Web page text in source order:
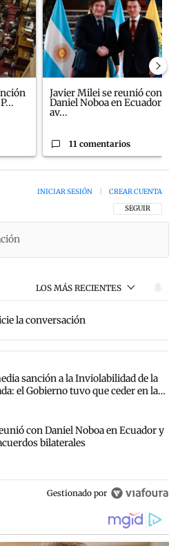
Javier Milei se reunió con
Daniel Noboa en Ecuador y
av...
11 comentarios
SIGA ESTA
SEGUIR
INICIAR SESIÓN CREAR CUENTA
LOS MÁS RECIENTES
la conversación
con más comentarios en los
el título "El Senado dio media
sanción a la Inviolabilidad de la
el Gobierno tuvo que ceder en la
Fuego
el título "Javier Milei se reunió con
con Daniel Noboa en Ecuador y
bilaterales
Gestionado por